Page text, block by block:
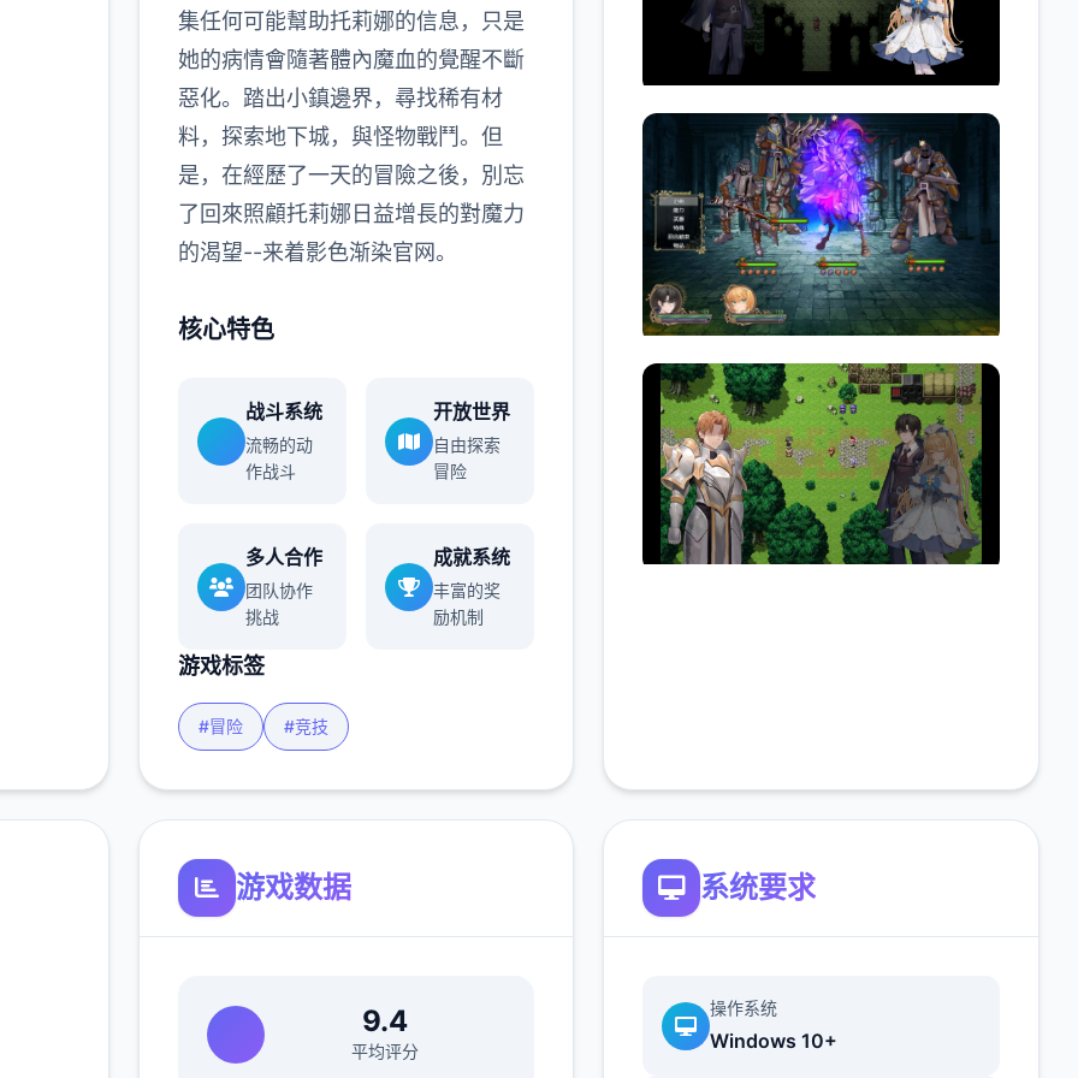
集任何可能幫助托莉娜的信息，只是
她的病情會隨著體內魔血的覺醒不斷
惡化。踏出小鎮邊界，尋找稀有材
料，探索地下城，與怪物戰鬥。但
是，在經歷了一天的冒險之後，別忘
了回來照顧托莉娜日益增長的對魔力
的渴望--来着影色渐染官网。
核心特色
战斗系统
流畅的动
作战斗
开放世界
自由探索
冒险
多人合作
团队协作
挑战
成就系统
丰富的奖
励机制
游戏标签
#冒险 #竞技
游戏数据
9.4
平均评分
系统要求
操作系统
Windows 10+